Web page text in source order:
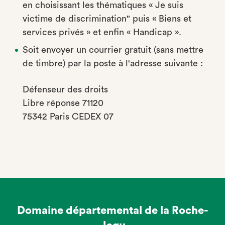
en choisissant les thématiques « Je suis
victime de discrimination" puis « Biens et
services privés » et enfin « Handicap ».
Soit envoyer un courrier gratuit (sans mettre
de timbre) par la poste à l'adresse suivante :
Défenseur des droits
Libre réponse 71120
75342 Paris CEDEX 07
Domaine départemental de la Roche-